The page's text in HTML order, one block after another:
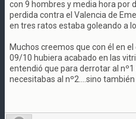
con 9 hombres y media hora por
perdida contra el Valencia de
en tres ratos estaba goleando a
Muchos creemos que con él en
09/10 hubiera acabado en las
entendió que para derrotar al
necesitabas al nº2....sino también